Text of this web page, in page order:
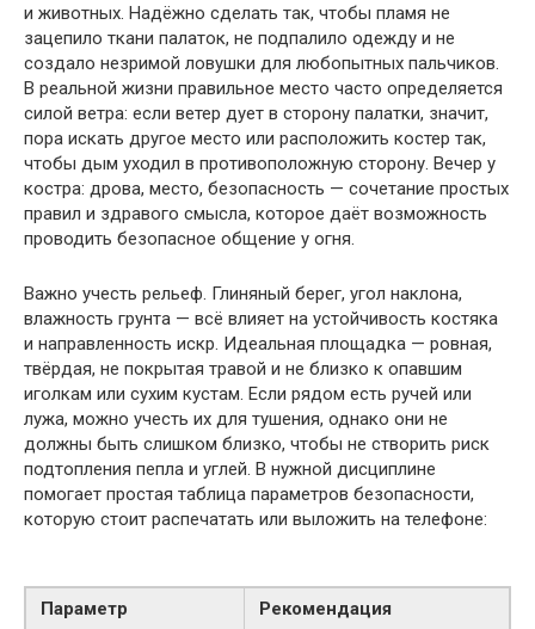
и животных. Надёжно сделать так, чтобы пламя не
зацепило ткани палаток, не подпалило одежду и не
создало незримой ловушки для любопытных пальчиков.
В реальной жизни правильное место часто определяется
силой ветра: если ветер дует в сторону палатки, значит,
пора искать другое место или расположить костер так,
чтобы дым уходил в противоположную сторону. Вечер у
костра: дрова, место, безопасность — сочетание простых
правил и здравого смысла, которое даёт возможность
проводить безопасное общение у огня.
Важно учесть рельеф. Глиняный берег, угол наклона,
влажность грунта — всё влияет на устойчивость костяка
и направленность искр. Идеальная площадка — ровная,
твёрдая, не покрытая травой и не близко к опавшим
иголкам или сухим кустам. Если рядом есть ручей или
лужа, можно учесть их для тушения, однако они не
должны быть слишком близко, чтобы не створить риск
подтопления пепла и углей. В нужной дисциплине
помогает простая таблица параметров безопасности,
которую стоит распечатать или выложить на телефоне:
Параметр
Рекомендация